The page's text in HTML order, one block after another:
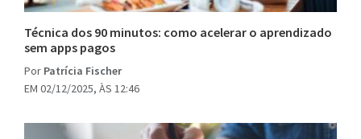
Técnica dos 90 minutos: como acelerar o aprendizado
sem apps pagos
Por Patrícia Fischer
EM 02/12/2025, ÀS 12:46